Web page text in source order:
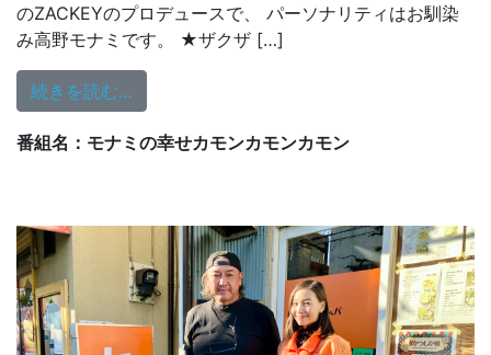
のZACKEYのプロデュースで、 パーソナリティはお馴染
み高野モナミです。 ★ザクザ […]
続きを読む…
番組名：モナミの幸せカモンカモンカモン